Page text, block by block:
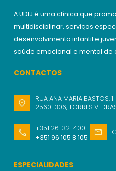
A UDIJ é uma clínica que
multidisciplinar, serviços
desenvolvimento infantil e
saúde emocional e mental de
CONTACTOS
RUA ANA MARIA BASTOS, 1
2560-306, TORRES
+351 261 321 400
+351 96 105 8 105
ESPECIALIDADES